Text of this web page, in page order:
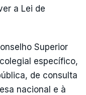
a Lei de
Superior
específico,
de consulta
nacional e à